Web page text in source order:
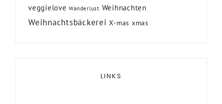
veggielove Wanderlust Weihnachten
Weihnachtsbäckerei X-mas xmas
LINKS